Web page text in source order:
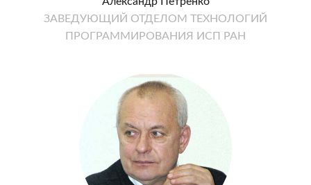
ЗАВЕДУЮЩИЙ ОТДЕЛОМ ТЕХНОЛОГИЙ
ПРОГРАММИРОВАНИЯ ИСП РАН